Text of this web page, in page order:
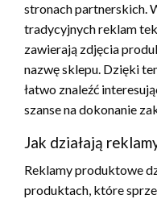
stronach partnerskich.
tradycyjnych reklam
zawierają zdjęcia
nazwę sklepu. Dzięki
łatwo znaleźć
szanse na dokonanie
Jak działają
Reklamy produktowe
produktach, które